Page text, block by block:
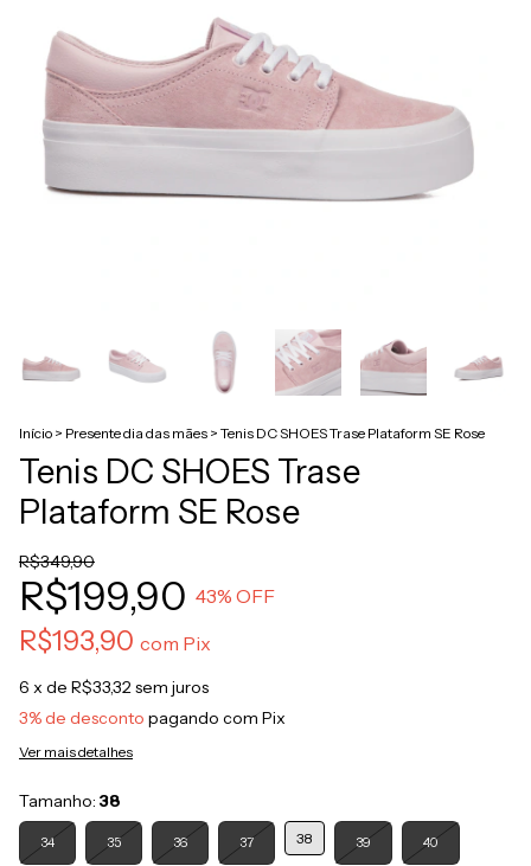
Início > Presente dia das mães > Tenis DC SHOES Trase Plataform SE Rose
Tenis DC SHOES Trase
Plataform SE Rose
R$349,90
R$199,90 43% OFF
R$193,90 com Pix
6 x de R$33,32sem juros
3% de desconto pagando com Pix
Ver mais detalhes
Tamanho: 38
34 35 36 37 38 39 40